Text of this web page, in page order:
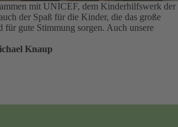
mit UNICEF, dem Kinderhilfswerk der
der Spaß für die Kinder, die das große
für gute Stimmung sorgen. Auch unsere
Knaup